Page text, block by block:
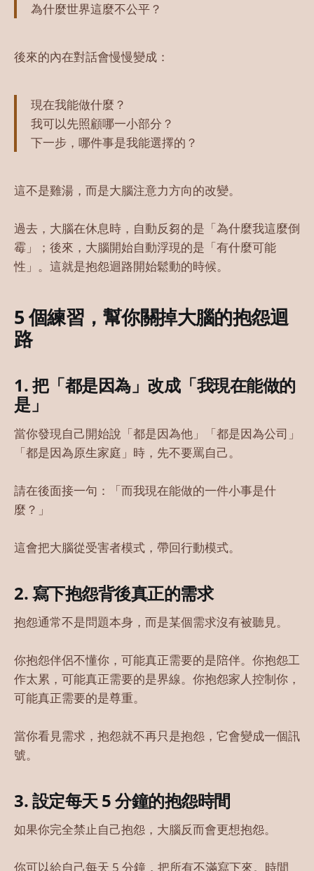
為什麼世界這麼不公平？
後來的內在對話會慢慢變成：
現在我能做什麼？
我可以先照顧哪一小部分？
下一步，哪件事是我能選擇的？
這不是雞湯，而是大腦注意力方向的改變。
過去，大腦在休息時，自動反芻的是「為什麼我這麼倒
霉」；後來，大腦開始自動浮現的是「有什麼可能
性」。這就是抱怨迴路開始鬆動的時候。
5 個練習，幫你關掉大腦的抱怨迴
路
1. 把「都是因為」改成「我現在能做的
是」
當你發現自己開始說「都是因為他」「都是因為公司」
「都是因為原生家庭」時，先不要罵自己。
請在後面接一句：「而我現在能做的一件小事是什
麼？」
這會把大腦從受害者模式，帶回行動模式。
2. 寫下抱怨背後真正的需求
抱怨通常不是問題本身，而是某個需求沒有被聽見。
你抱怨伴侶不懂你，可能真正需要的是陪伴。你抱怨工
作太累，可能真正需要的是界線。你抱怨家人控制你，
可能真正需要的是尊重。
當你看見需求，抱怨就不再只是抱怨，它會變成一個訊
號。
3. 設定每天 5 分鐘的抱怨時間
如果你完全禁止自己抱怨，大腦反而會更想抱怨。
你可以給自己每天 5 分鐘，把所有不滿寫下來。時間